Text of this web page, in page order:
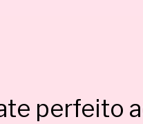
perfeito